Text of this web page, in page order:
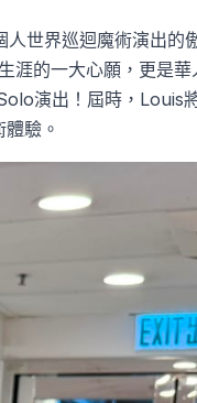
世界巡迴魔術演出的
涯的一大心願，更是
演出！屆時， Louis
驗。